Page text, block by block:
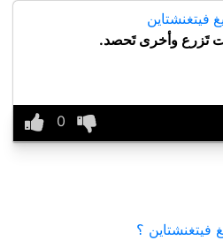
فيتغنشتاين
تَزرع وأخرى تَحصد.
فيتغنشتاين ؟